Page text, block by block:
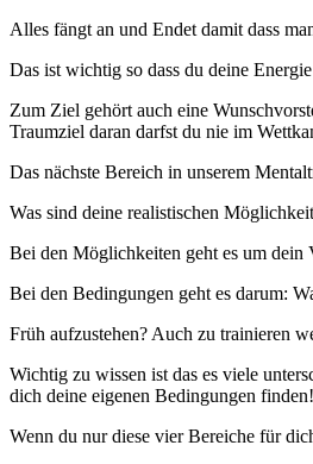
Alles fängt an und Endet damit dass
Das ist wichtig so dass du deine
Zum Ziel gehört auch eine
Traumziel daran darfst du nie im
Das nächste Bereich in unserem
Was sind deine realistischen
Bei den Möglichkeiten geht es um
Bei den Bedingungen geht es darum:
Früh aufzustehen? Auch zu trainieren
Wichtig zu wissen ist das es viele
dich deine eigenen Bedingungen finden!
Wenn du nur diese vier Bereiche für